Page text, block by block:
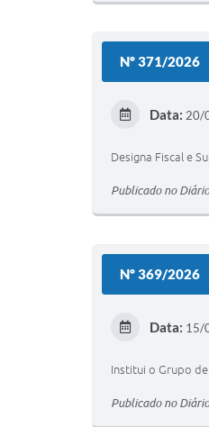
Nº 371/2026
Data: 20/
Designa Fiscal e
Publicado no
Nº 369/2026
Data: 15/
Institui o Grupo
Publicado no